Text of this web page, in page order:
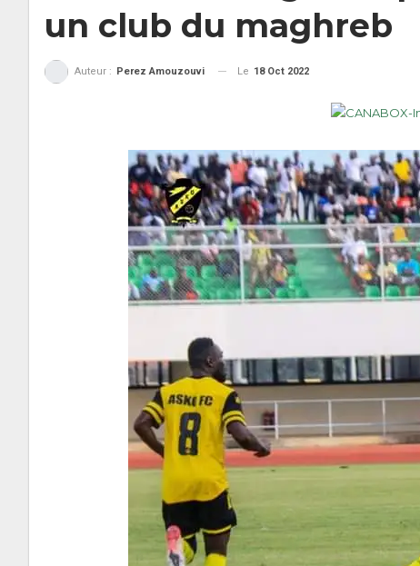
un club du maghreb
Auteur : Perez Amouzouvi Le 18 Oct 2022